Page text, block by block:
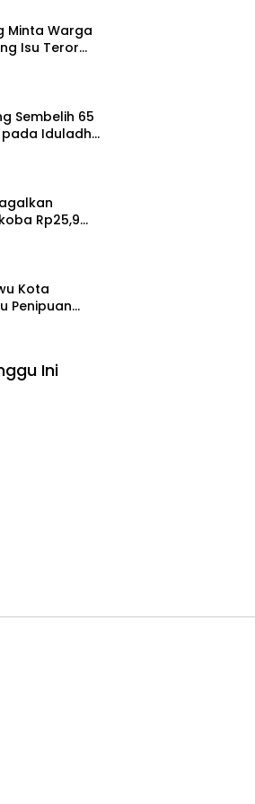
Minta Warga
Isu Teror
Sembelih 65
pada Iduladha
Rp25,9
Kota
Penipuan
ke Jambi
Ini